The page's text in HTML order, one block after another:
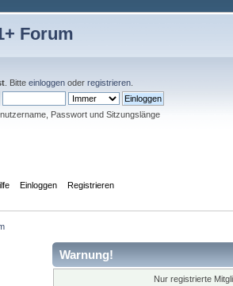
Forum
. Bitte einloggen oder registrieren
Passwort und Sitzungslänge
Einloggen Registrieren
Warnung!
Nur registrierte